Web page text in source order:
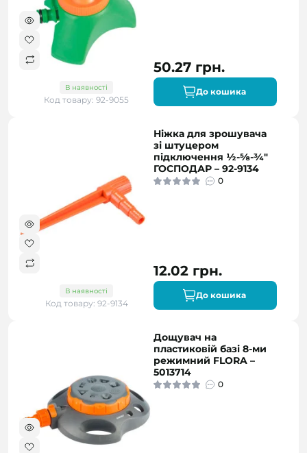
В наявності
Код товару: 92-9055
50.27 грн.
До кошика
В наявності
Код товару: 92-9134
Ніжка для зрошувача
зі штуцером
підключення ½-⅝-¾"
ГОСПОДАР – 92-9134
0
12.02 грн.
До кошика
Дощувач на
пластиковій базі 8-ми
режимний FLORA –
5013714
0